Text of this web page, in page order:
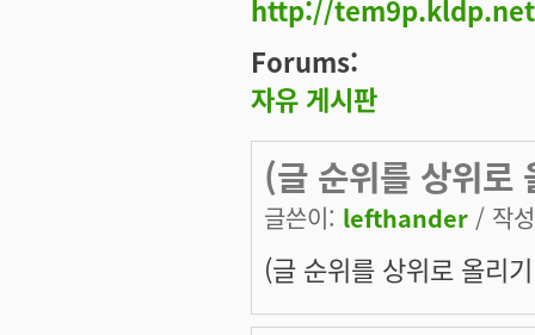
http://
Forums:
자유 게시판
(글 순위를 상위로
글쓴이: lefthander / 작
(글 순위를 상위로 올리